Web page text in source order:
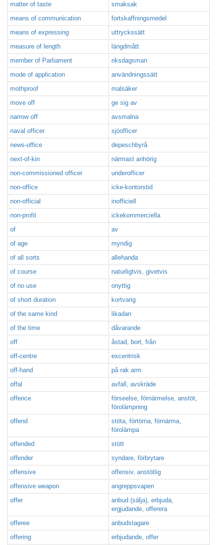
matter of taste
smaksak
means of communication
fortskaffningsmedel
means of expressing
uttryckssätt
measure of length
längdmått
member of Parliament
riksdagsman
mode of application
användningssätt
mothproof
malsäker
move off
ge sig av
narrow off
avsmalna
naval officer
sjöofficer
news-office
depeschbyrå
next-of-kin
närmast anhörig
non-commissioned officer
underofficer
non-office
icke-kontorstid
non-official
inofficiell
non-profit
ickekommerciella
of
av
of age
myndig
of all sorts
allehanda
of course
naturligtvis, givetvis
of no use
onyttig
of short duration
kortvarig
of the same kind
likadan
of the time
dåvarande
off
åstad, bort, från
off-centre
excentrisk
off-hand
på rak arm
offal
avfall, avskräde
offence
förseelse, förnärmelse, anstöt,
förolämpning
offend
stöta, förtörna, förnärma,
förolämpa
offended
stött
offender
syndare, förbrytare
offensive
offensiv, anstötlig
offensive weapon
angreppsvapen
offer
anbud (sälja), erbjuda,
ergjudande, offerera
offeree
anbudstagare
offering
erbjudande, offer